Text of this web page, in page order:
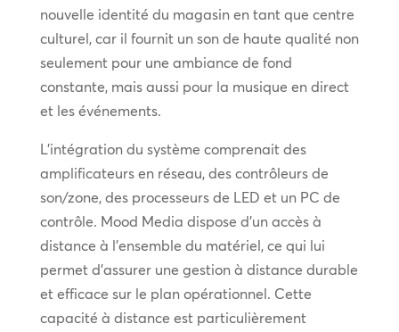
nouvelle identité du magasin en tant que centre
culturel, car il fournit un son de haute qualité non
seulement pour une ambiance de fond
constante, mais aussi pour la musique en direct
et les événements.
L’intégration du système comprenait des
amplificateurs en réseau, des contrôleurs de
son/zone, des processeurs de LED et un PC de
contrôle. Mood Media dispose d’un accès à
distance à l’ensemble du matériel, ce qui lui
permet d’assurer une gestion à distance durable
et efficace sur le plan opérationnel. Cette
capacité à distance est particulièrement